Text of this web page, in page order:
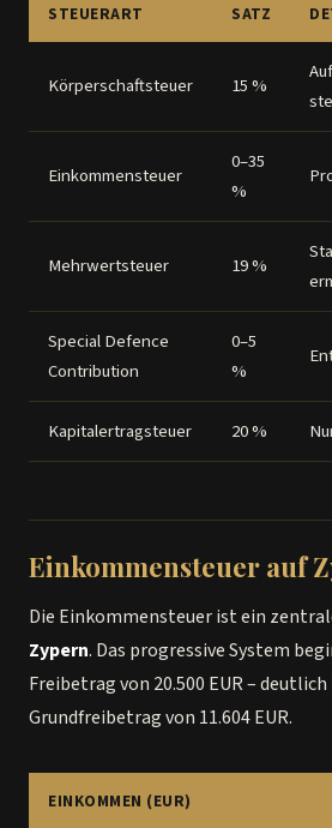
STEUERART SATZ
Körperschaftsteuer 15 %
Einkommensteuer
0–35
%
Mehrwertsteuer 19 %
Special Defence
Contribution
0–5
%
Kapitalertragsteuer 20 %
Einkommensteuer auf
Die Einkommensteuer ist ein
Zypern. Das progressive System
Freibetrag von 20.500 EUR –
Grundfreibetrag von 11.604 EUR.
EINKOMMEN (EUR)